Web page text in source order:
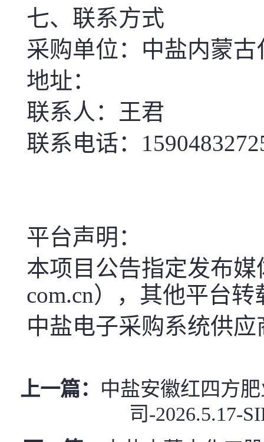
七、联系方式
采购单位：中盐内蒙
地址：
联系人：王君
联系电话：
平台声明：
本项目公告指定发布媒
com.cn），其他平台
中盐电子采购系统供应
上一篇： 中盐安徽红四方
司-2026.5.17-